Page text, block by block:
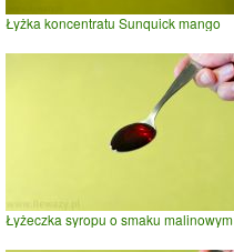
Łyżka koncentratu Sunquick mango
Łyżeczka syropu o smaku malinowym